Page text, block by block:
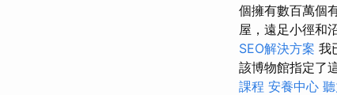
個擁有數百萬個
屋，遠足小徑和
SEO解決方案 我
該博物館指定了
課程 安養中心